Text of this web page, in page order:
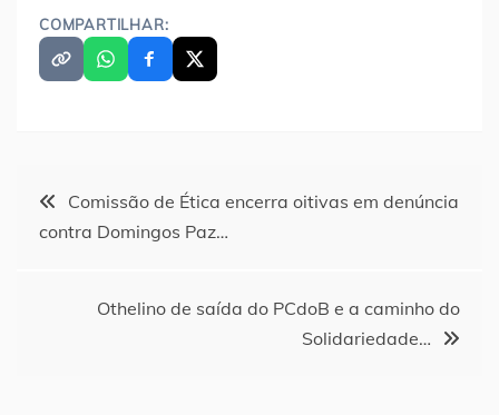
COMPARTILHAR:
Navegação
Comissão de Ética encerra oitivas em denúncia
contra Domingos Paz…
Othelino de saída do PCdoB e a caminho do
Solidariedade…